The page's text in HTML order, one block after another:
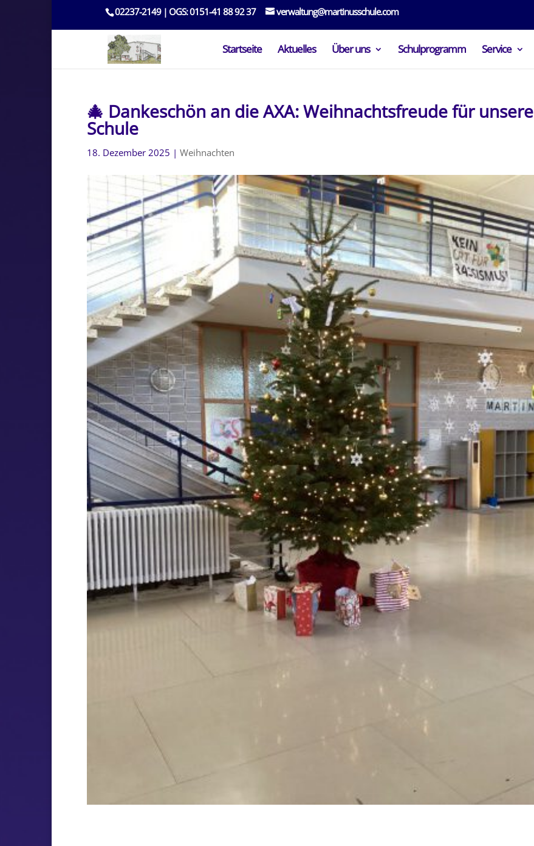
02237-2149 | OGS: 0151-41 88 92 37 verwaltung@martinusschule.com
Startseite Aktuelles Über uns Schulprogramm Service
🎄 Dankeschön an die AXA: Weihnachtsfreude für unsere
Schule
18. Dezember 2025 |Weihnachten